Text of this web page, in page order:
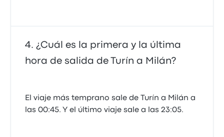
¿Cuál es la primera y la última
hora de salida de Turín a Milán?
El viaje más temprano sale de Turín a Milán a
las 00:45. Y el último viaje sale a las 23:05.